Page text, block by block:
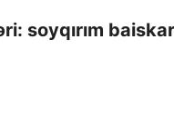
soyqırım